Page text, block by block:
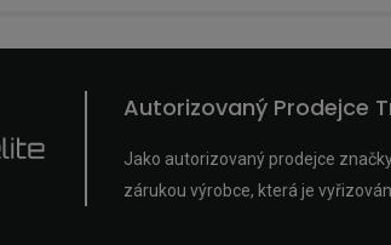
Autorizovaný Prodejce
Jako autorizovaný prodejce
zárukou výrobce, která je